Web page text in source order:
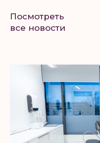
Посмотреть
все новости